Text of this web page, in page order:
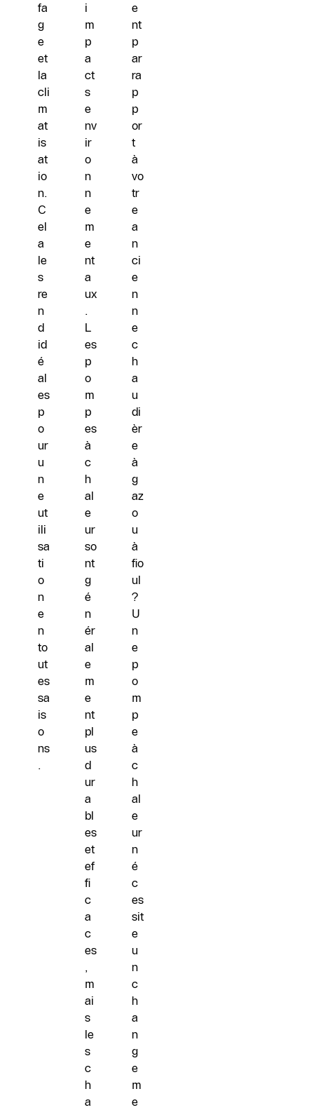
fa
g
e
et
la
cli
m
at
is
at
io
n.
C
el
a
le
s
re
n
d
id
é
al
es
p
o
ur
u
n
e
ut
ili
sa
ti
o
n
e
n
to
ut
es
sa
is
o
ns
.
i
m
p
a
ct
s
e
nv
ir
o
n
n
e
m
e
nt
a
ux
.
L
es
p
o
m
p
es
à
c
h
al
e
ur
so
nt
g
é
n
ér
al
e
m
e
nt
pl
us
d
ur
a
bl
es
et
ef
fi
c
a
c
es
,
m
ai
s
le
s
c
h
a
e
nt
p
ar
ra
p
p
or
t
à
vo
tr
e
a
n
ci
e
n
n
e
c
h
a
u
di
èr
e
à
g
az
o
u
à
fio
ul
?
U
n
e
p
o
m
p
e
à
c
h
al
e
ur
n
é
c
es
sit
e
u
n
c
h
a
n
g
e
m
e